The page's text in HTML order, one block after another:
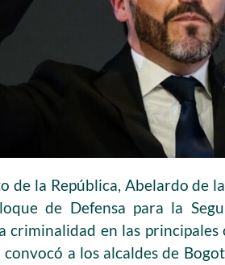
de la República, Abelardo de
de Defensa para la
criminalidad en las principales
a los alcaldes de